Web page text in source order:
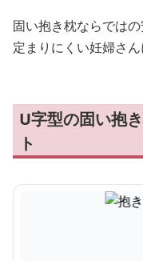
固い抱き枕ならでは
定まりにくい妊婦さん
U字型の固い抱
ト